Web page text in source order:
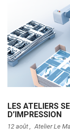
LES ATELIERS
D’IMPRESSION
12 août , Atelier Le